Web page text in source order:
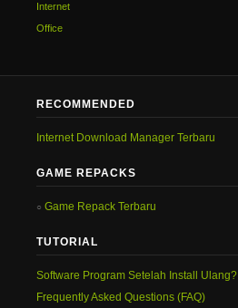
Internet
Office
RECOMMENDED
Internet Download Manager Terbaru
GAME REPACKS
Game Repack Terbaru
TUTORIAL
Software Program Setelah Install Ulang?
Frequently Asked Questions (FAQ)